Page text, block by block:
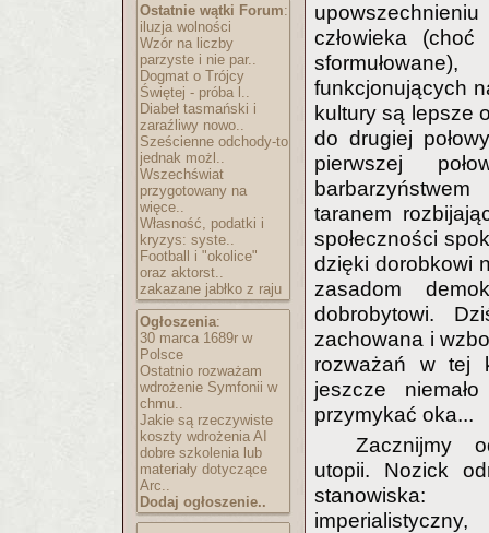
Ostatnie wątki Forum:
iluzja wolności
Wzór na liczby
parzyste i nie par..
Dogmat o Trójcy
Świętej - próba l..
Diabeł tasmański i
zaraźliwy nowo..
Sześcienne odchody-to
jednak możl..
Wszechświat
przygotowany na
więce..
Własność, podatki i
kryzys: syste..
Football i "okolice"
oraz aktorst..
zakazane jabłko z raju
Ogłoszenia:
30 marca 1689r w
Polsce
Ostatnio rozważam
wdrożenie Symfonii w
chmu..
Jakie są rzeczywiste
koszty wdrożenia AI
dobre szkolenia lub
materiały dotyczące
Arc..
Dodaj ogłoszenie..
człowieka
funkcjonujących
kultury są lepsze
do drugiej
pierwszej
taranem
społeczności
dzięki dorobkowi
zasadom
dobrobytowi.
zachowana i
rozważań w tej
jeszcze
przymykać oka...
Zacznijmy
utopii. Nozick
stanowiska: